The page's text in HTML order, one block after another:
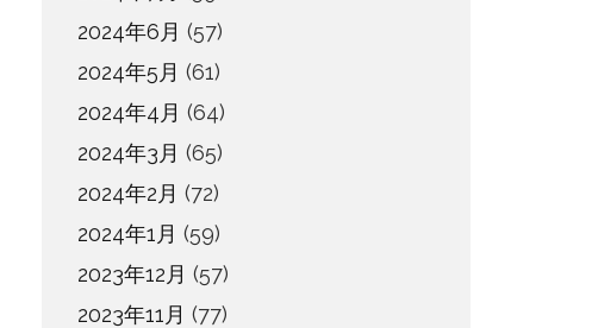
2024年6月 (57)
2024年5月 (61)
2024年4月 (64)
2024年3月 (65)
2024年2月 (72)
2024年1月 (59)
2023年12月 (57)
2023年11月 (77)